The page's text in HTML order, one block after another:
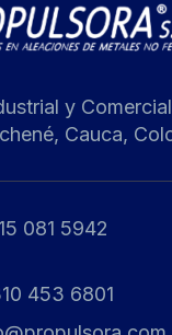
y
Cauca,
081 5942
453 6801